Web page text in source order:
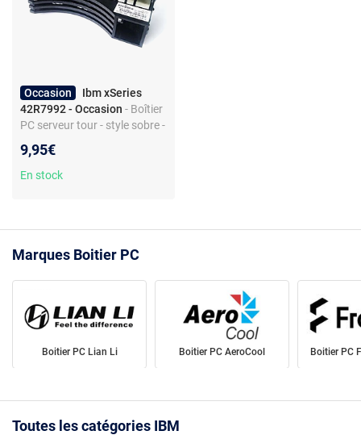
Occasion
Ibm xSeries
42R7992 - Occasion - Boîtier
PC serveur tour - style sobre -
optimisé
9,95€
En stock
Marques Boitier PC
Boitier PC Lian Li Boitier PC AeroCool Boitier PC
Toutes les catégories IBM